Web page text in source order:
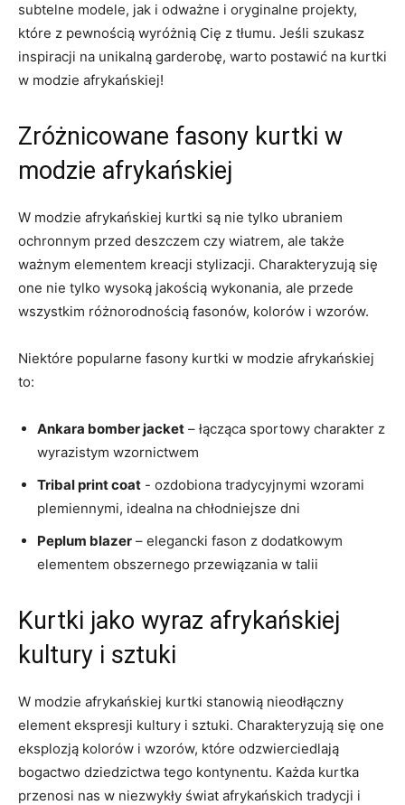
subtelne ⁣modele, jak i odważne i⁣ oryginalne projekty,
które z ⁣pewnością wyróżnią Cię z tłumu. Jeśli szukasz
inspiracji ⁤na unikalną garderobę, warto postawić na ⁤kurtki
w modzie afrykańskiej!
Zróżnicowane fasony kurtki ⁢w
⁢modzie afrykańskiej
W modzie afrykańskiej kurtki są nie tylko​ ubraniem
ochronnym przed deszczem⁣ czy wiatrem, ale także
ważnym ​elementem kreacji stylizacji. Charakteryzują się
one‍ nie tylko wysoką jakością wykonania, ale przede
wszystkim różnorodnością ⁤fasonów, kolorów i ‌wzorów.
Niektóre popularne fasony kurtki w modzie afrykańskiej
to:
Ankara bomber jacket – łącząca sportowy⁣ charakter z
wyrazistym wzornictwem
Tribal print coat ‌- ozdobiona tradycyjnymi wzorami
⁢plemiennymi, idealna na chłodniejsze dni
Peplum blazer – elegancki fason z dodatkowym
‍elementem obszernego przewiązania⁢ w talii
Kurtki jako wyraz afrykańskiej⁣
kultury i sztuki
W modzie afrykańskiej kurtki stanowią nieodłączny
element ⁢ekspresji kultury​ i sztuki. Charakteryzują się one
eksplozją kolorów i wzorów, które odzwierciedlają
bogactwo dziedzictwa tego kontynentu. Każda kurtka
przenosi nas‍ w niezwykły świat afrykańskich tradycji i